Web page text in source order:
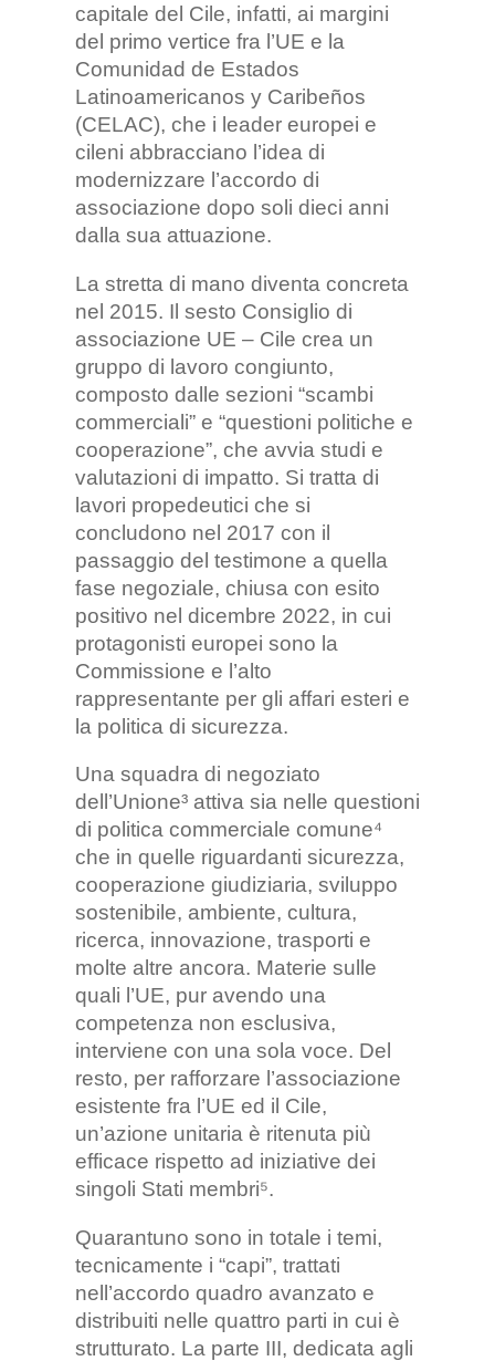
capitale del Cile, infatti, ai margini
del primo vertice fra l’UE e la
Comunidad de Estados
Latinoamericanos y Caribeños
(CELAC), che i leader europei e
cileni abbracciano l’idea di
modernizzare l’accordo di
associazione dopo soli dieci anni
dalla sua attuazione.
La stretta di mano diventa concreta
nel 2015. Il sesto Consiglio di
associazione UE – Cile crea un
gruppo di lavoro congiunto,
composto dalle sezioni “scambi
commerciali” e “questioni politiche e
cooperazione”, che avvia studi e
valutazioni di impatto. Si tratta di
lavori propedeutici che si
concludono nel 2017 con il
passaggio del testimone a quella
fase negoziale, chiusa con esito
positivo nel dicembre 2022, in cui
protagonisti europei sono la
Commissione e l’alto
rappresentante per gli affari esteri e
la politica di sicurezza.
Una squadra di negoziato
dell’Unione³ attiva sia nelle questioni
di politica commerciale comune⁴
che in quelle riguardanti sicurezza,
cooperazione giudiziaria, sviluppo
sostenibile, ambiente, cultura,
ricerca, innovazione, trasporti e
molte altre ancora. Materie sulle
quali l’UE, pur avendo una
competenza non esclusiva,
interviene con una sola voce. Del
resto, per rafforzare l’associazione
esistente fra l’UE ed il Cile,
un’azione unitaria è ritenuta più
efficace rispetto ad iniziative dei
singoli Stati membri⁵.
Quarantuno sono in totale i temi,
tecnicamente i “capi”, trattati
nell’accordo quadro avanzato e
distribuiti nelle quattro parti in cui è
strutturato. La parte III, dedicata agli